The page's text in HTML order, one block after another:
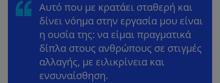
Αυτό που με κρατάει σταθερή και
δίνει νόημα στην εργασία μου είναι
η ουσία της: να είμαι πραγματικά
δίπλα στους ανθρώπους σε στιγμές
αλλαγής, με ειλικρίνεια και
ενσυναίσθηση.